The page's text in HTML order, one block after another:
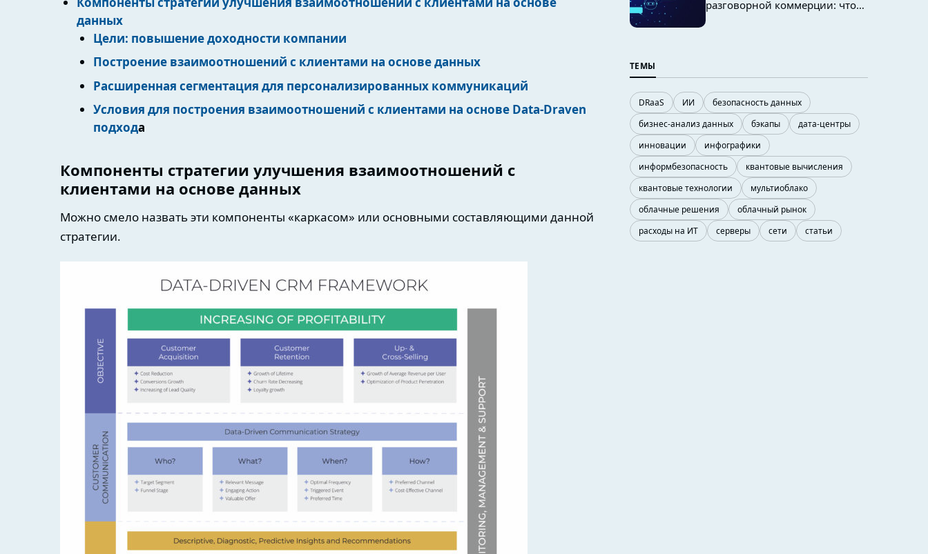
данных
Цели: повышение доходности компании
Построение взаимоотношений с клиентами на основе данных
Расширенная сегментация для персонализированных коммуникаций
Условия для построения взаимоотношений с клиентами на основе Data-Draven
подхода
Компоненты стратегии улучшения взаимоотношений с
клиентами на основе данных
Можно смело назвать эти компоненты «каркасом» или основными составляющими данной
стратегии.
разговорной коммерции: что
ТЕМЫ
DRaaS ИИ
безопасность данных
бизнес-анализ данных
бэкапы
дата-центры
инновации
инфографики
информбезопасность
квантовые вычисления
квантовые технологии
мультиоблако
облачные решения
облачный рынок
расходы на ИТ
серверы сети статьи